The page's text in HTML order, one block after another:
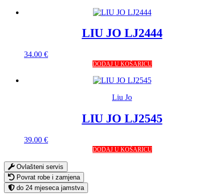
LIU JO LJ2444
34.00 €
DODAJ U KOŠARICU
Liu Jo
LIU JO LJ2545
39.00 €
DODAJ U KOŠARICU
Ovlašteni servis
Povrat robe i zamjena
do 24 mjeseca jamstva